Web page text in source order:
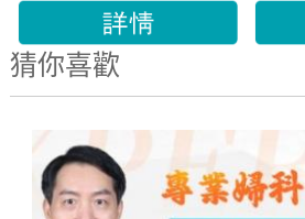
猜你喜歡